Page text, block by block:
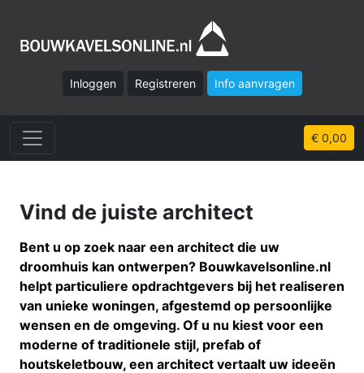
Inloggen Registreren Info aanvragen
€ 0,00
Vind de juiste architect
Bent u op zoek naar een architect die uw
droomhuis kan ontwerpen? Bouwkavelsonline.nl
helpt particuliere opdrachtgevers bij het realiseren
van unieke woningen, afgestemd op persoonlijke
wensen en de omgeving. Of u nu kiest voor een
moderne of traditionele stijl, prefab of
houtskeletbouw, een architect vertaalt uw ideeën